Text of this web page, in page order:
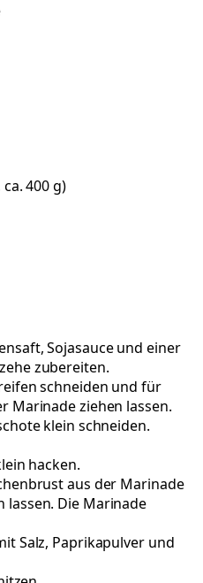
ca. 400 g)
Sojasauce und einer
zubereiten.
schneiden und für
Marinade ziehen lassen.
klein schneiden.
hacken.
aus der Marinade
Die Marinade
Salz, Paprikapulver und